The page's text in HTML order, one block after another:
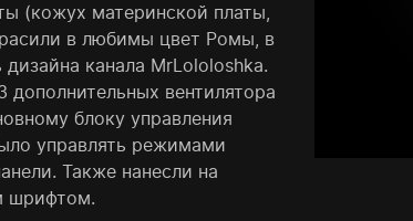
(кожух материнской платы,
в любимы цвет Ромы, в
канала MrLololoshka.
вентилятора
блоку управления
управлять режимами
Также нанесли на
шрифтом.